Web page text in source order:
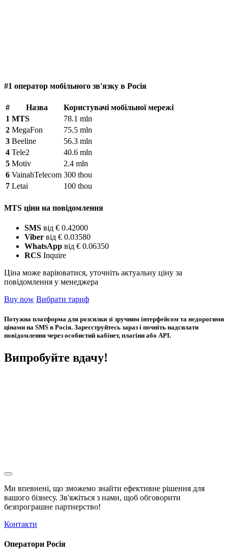
#1 оператор мобільного зв'язку в Росія
# Назва
Користувачі мобільної мережі
1 MTS
78.1 mln
2 MegaFon
75.5 mln
3 Beeline
56.3 mln
4 Tele2
40.6 mln
5 Motiv
2.4 mln
6 VainahTelecom 300 thou
7 Letai 100 thou
MTS ціни на повідомлення
SMS від € 0.42000
Viber від € 0.03580
WhatsApp від € 0.06350
RCS Inquire
Ціна може варіюватися, уточніть актуальну ціну за
повідомлення у менеджера
Buy now Вибрати тариф
Потужна платформа для розсилки зі зручним інтерфейсом та недорогими
цінами на SMS в Росія. Зареєструйтесь зараз і почніть надсилати
повідомлення через особистий кабінет, плагіни або API.
Випробуйте вдачу!
Ми впевнені, що зможемо знайти ефективне рішення для
вашого бізнесу. Зв'яжіться з нами, щоб обговорити
безпрограшне партнерство!
Контакти
Оператори Росія